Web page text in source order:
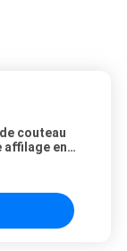
couteau
affilage en